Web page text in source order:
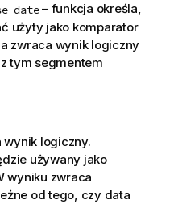
– funkcja określa,
użyty jako komparator
zwraca wynik logiczny
tym segmentem
wynik logiczny.
używany jako
wyniku zwraca
od tego, czy data